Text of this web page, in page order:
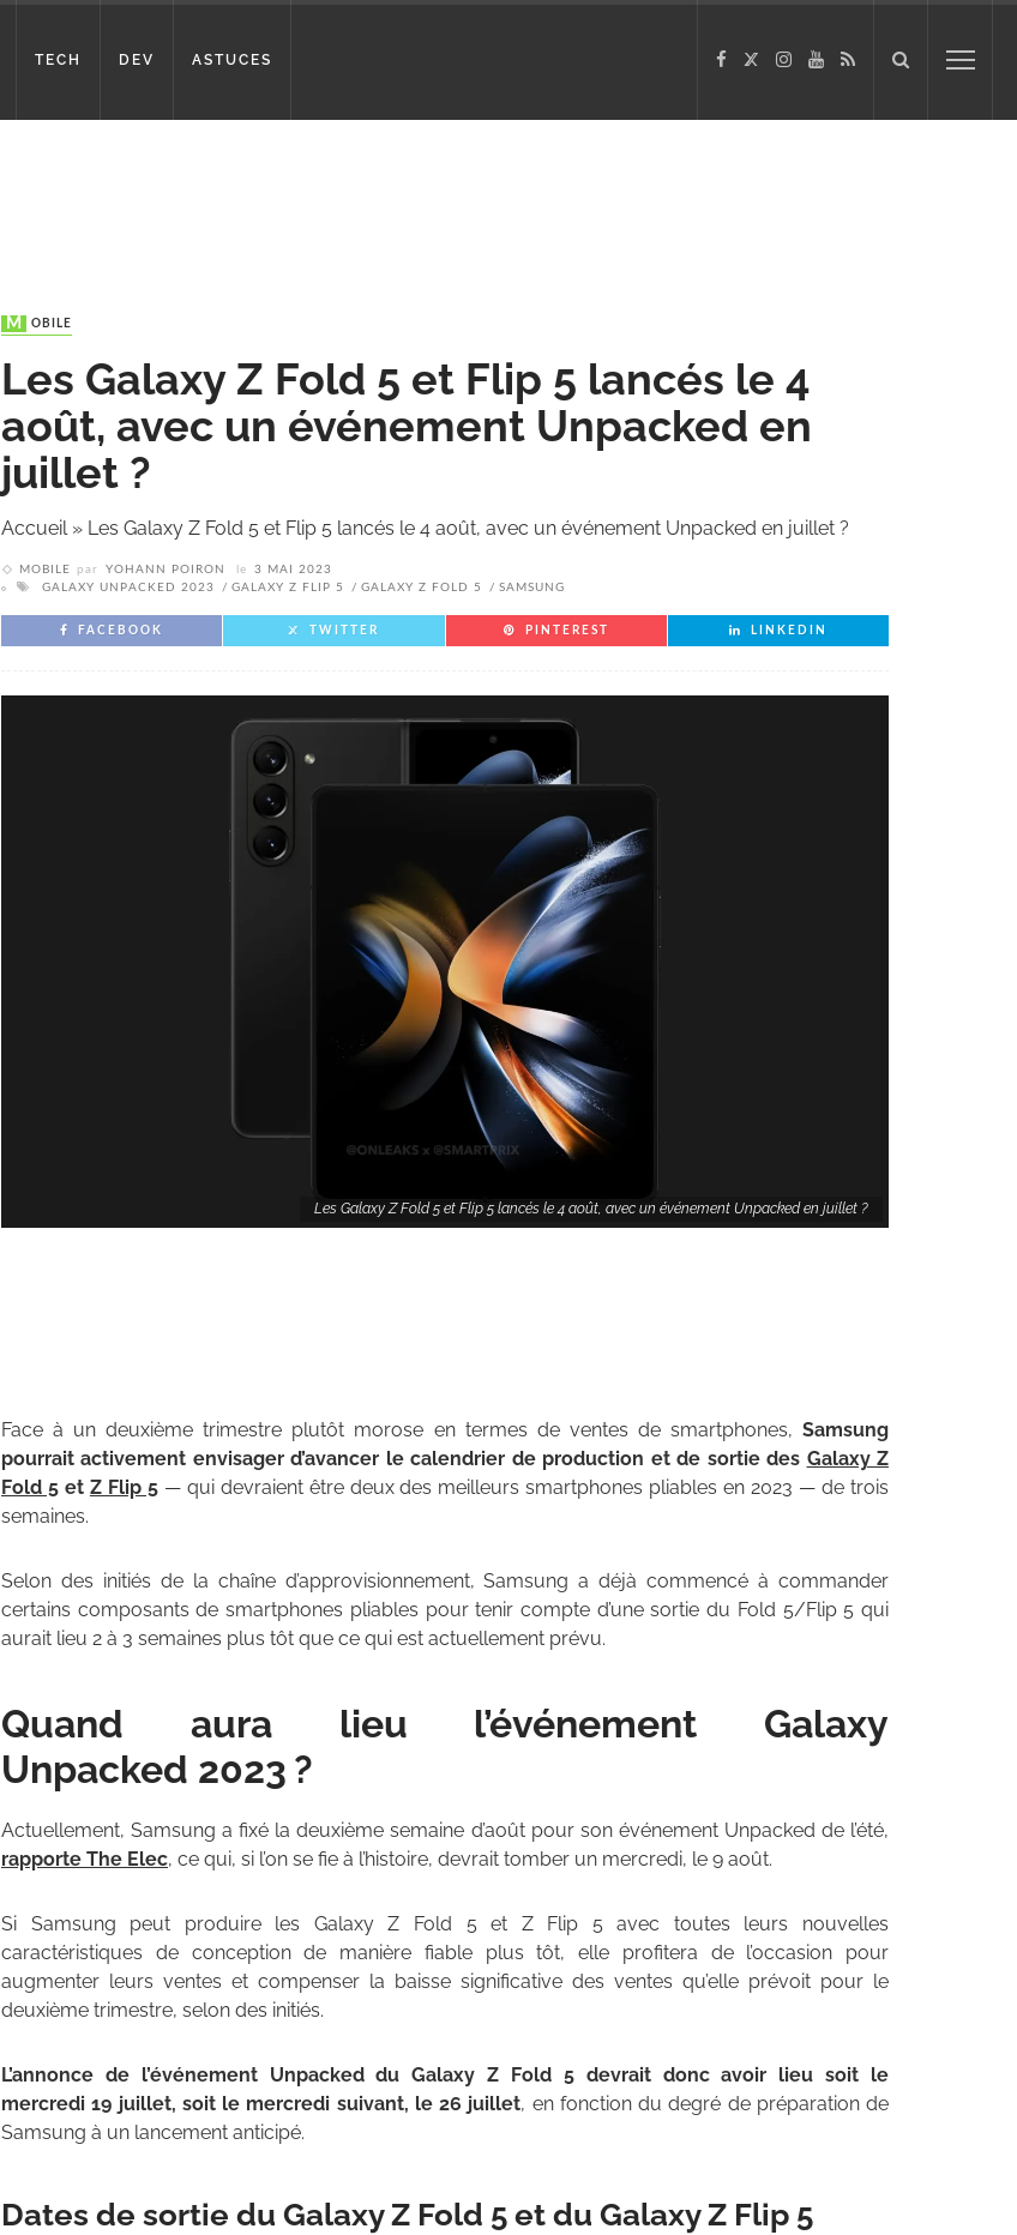
TECH DEV ASTUCES
MOBILE
Les Galaxy Z Fold 5 et Flip 5 lancés le 4
août, avec un événement Unpacked en
juillet ?
Accueil» Les Galaxy Z Fold 5 et Flip 5 lancés le 4 août, avec un événement Unpacked en juillet ?
MOBILE par YOHANN POIRON le
3 MAI 2023
GALAXY UNPACKED 2023
GALAXY Z FLIP 5 GALAXY Z FOLD 5 SAMSUNG
FACEBOOK TWITTER PINTEREST LINKEDIN
Les Galaxy Z Fold 5 et Flip 5 lancés le 4 août, avec un événement Unpacked en juillet ?
Face à un deuxième trimestre plutôt morose en termes de ventes de smartphones, Samsung
pourrait activement envisager d’avancer le calendrier de production et de sortie des Galaxy Z
Fold 5et Z Flip 5— qui devraient être deux des meilleurs smartphones pliables en 2023 — de trois
semaines.
Selon des initiés de la chaîne d’approvisionnement, Samsung a déjà commencé à commander
certains composants de smartphones pliables pour tenir compte d’une sortie du Fold 5/Flip 5 qui
aurait lieu 2 à 3 semaines plus tôt que ce qui est actuellement prévu.
Quand aura lieu l’événement Galaxy
Unpacked 2023 ?
Actuellement, Samsung a fixé la deuxième semaine d’août pour son événement Unpacked de l’été,
rapporte The Elec, ce qui, si l’on se fie à l’histoire, devrait tomber un mercredi, le 9 août.
Si Samsung peut produire les Galaxy Z Fold 5 et Z Flip 5 avec toutes leurs nouvelles
caractéristiques de conception de manière fiable plus tôt, elle profitera de l’occasion pour
augmenter leurs ventes et compenser la baisse significative des ventes qu’elle prévoit pour le
deuxième trimestre, selon des initiés.
L’annonce de l’événement Unpacked du Galaxy Z Fold 5 devrait donc avoir lieu soit le
mercredi 19 juillet, soit le mercredi suivant, le 26 juillet, en fonction du degré de préparation de
Samsung à un lancement anticipé.
Dates de sortie du Galaxy Z Fold 5 et du Galaxy Z Flip 5